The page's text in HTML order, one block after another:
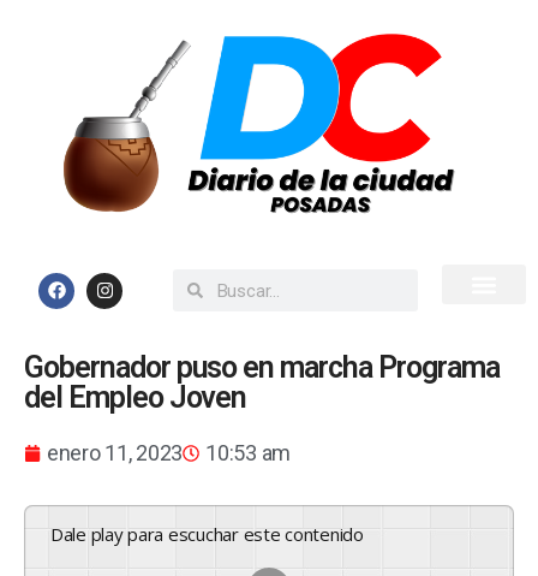
Gobernador puso en marcha Programa
del Empleo Joven
enero 11, 2023 10:53 am
Dale play para escuchar este contenido